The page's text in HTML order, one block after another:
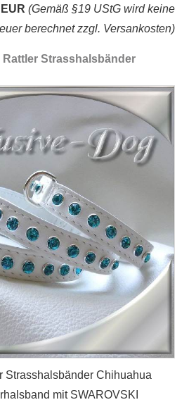
(Gemäß §19 UStG wird keine
berechnet zzgl. Versankosten)
Strasshalsbänder
Strasshalsbänder Chihuahua
mit SWAROVSKI